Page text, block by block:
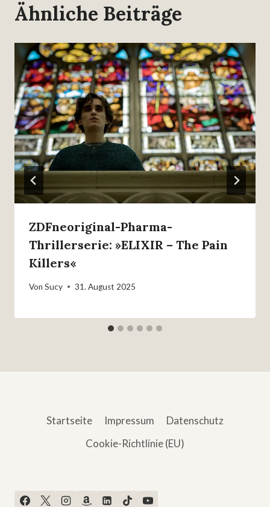
Ähnliche Beiträge
ZDFneoriginal-Pharma-
Thrillerserie: »ELIXIR – The Pain
Killers«
Von Sucy 31. August 2025
Startseite Impressum
Datenschutz
Cookie-Richtlinie (EU)